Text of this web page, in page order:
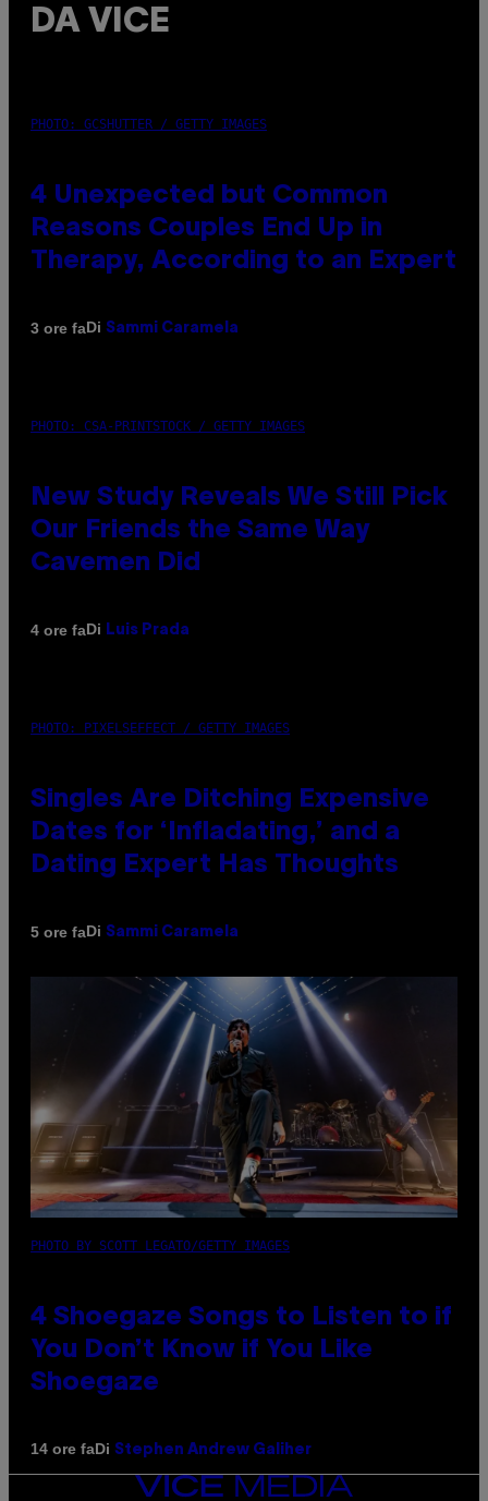
DA VICE
PHOTO: GCSHUTTER / GETTY IMAGES
4 Unexpected but Common
Reasons Couples End Up in
Therapy, According to an Expert
3 ore faDi Sammi Caramela
PHOTO: CSA-PRINTSTOCK / GETTY IMAGES
New Study Reveals We Still Pick
Our Friends the Same Way
Cavemen Did
4 ore faDi Luis Prada
PHOTO: PIXELSEFFECT / GETTY IMAGES
Singles Are Ditching Expensive
Dates for ‘Infladating,’ and a
Dating Expert Has Thoughts
5 ore faDi Sammi Caramela
PHOTO BY SCOTT LEGATO/GETTY IMAGES
4 Shoegaze Songs to Listen to if
You Don’t Know if You Like
Shoegaze
14 ore faDi Stephen Andrew Galiher
VICE